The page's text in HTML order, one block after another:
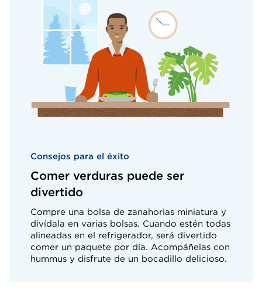
Consejos para el éxito
Comer verduras puede ser
divertido
Compre una bolsa de zanahorias miniatura y
divídala en varias bolsas. Cuando estén todas
alineadas en el refrigerador, será divertido
comer un paquete por día. Acompáñelas con
hummus y disfrute de un bocadillo delicioso.